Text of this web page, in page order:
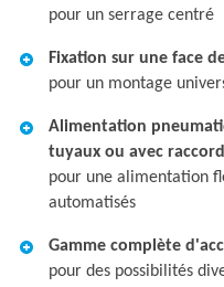
pour un serrage centré
Fixation sur une face
pour un montage
Alimentation
tuyaux ou avec
pour une alimentation
automatisés
Gamme complète
pour des possibilités